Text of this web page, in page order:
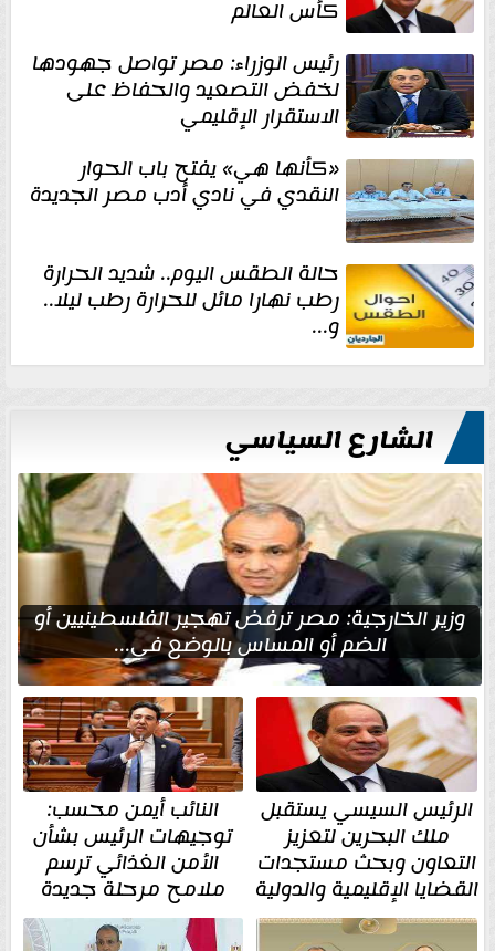
كأس العالم
رئيس الوزراء: مصر تواصل جهودها
لخفض التصعيد والحفاظ على
الاستقرار الإقليمي
«كأنها هي» يفتح باب الحوار
النقدي في نادي أدب مصر الجديدة
حالة الطقس اليوم.. شديد الحرارة
رطب نهارا مائل للحرارة رطب ليلا..
و...
الشارع السياسي
وزير الخارجية: مصر ترفض تهجير الفلسطينيين أو
الضم أو المساس بالوضع في...
الرئيس السيسي يستقبل
ملك البحرين لتعزيز
التعاون وبحث مستجدات
القضايا الإقليمية والدولية
النائب أيمن محسب:
توجيهات الرئيس بشأن
الأمن الغذائي ترسم
ملامح مرحلة جديدة